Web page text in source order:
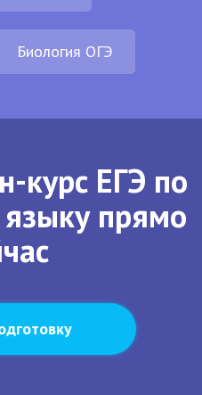
Биология ОГЭ
курс ЕГЭ по
прямо